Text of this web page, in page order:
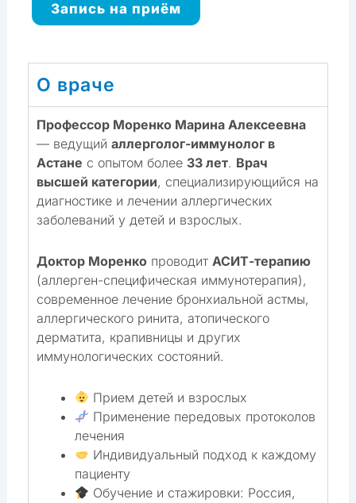
Запись на приём
О враче
Профессор Моренко Марина Алексеевна
— ведущий аллерголог-иммунолог в
Астане с опытом более 33 лет. Врач
высшей категории, специализирующийся на
диагностике и лечении аллергических
заболеваний у детей и взрослых.
Доктор Моренкопроводит АСИТ-терапию
(аллерген-специфическая иммунотерапия),
современное лечение бронхиальной астмы,
аллергического ринита, атопического
дерматита, крапивницы и других
иммунологических состояний.
Прием детей и взрослых
Применение передовых протоколов
лечения
Индивидуальный подход к каждому
пациенту
Обучение и стажировки: Россия,